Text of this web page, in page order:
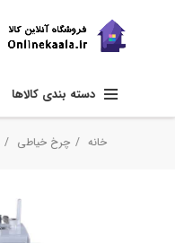
دسته بندی کالاها
خانه چرخ خیاطی